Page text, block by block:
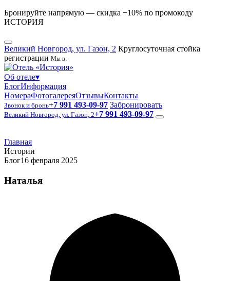
Бронируйте напрямую — скидка −10% по промокоду
ИСТОРИЯ
Великий Новгород, ул. Газон, 2 Круглосуточная стойка
регистрации Мы в:
Об отеле▾
БлогИнформация
НомераФотогалереяОтзывыКонтакты
Звонок и бронь+7 991 493-09-97 Забронировать
Великий Новгород, ул. Газон, 2+7 991 493-09-97
Главная
Истории
Блог16 февраля 2025
Наталья